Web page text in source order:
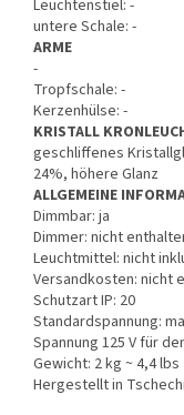
Leuchtenstiel: -
untere Schale: -
ARME
-
Tropfschale: -
Kerzenhülse: -
KRISTALL
geschliffenes
24%, höhere Glanz
ALLGEMEINE
Dimmbar: ja
Dimmer: nicht
Leuchtmittel: nicht
Versandkosten: nicht
Schutzart IP: 20
Standardspannung:
Spannung 125 V für
Gewicht: 2 kg ~ 4,4 lbs
Hergestellt in